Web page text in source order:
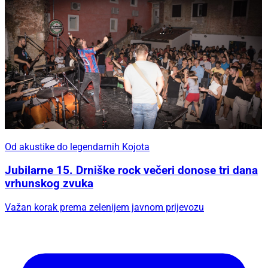
Od akustike do legendarnih Kojota
Jubilarne 15. Drniške rock večeri donose tri dana
vrhunskog zvuka
Važan korak prema zelenijem javnom prijevozu